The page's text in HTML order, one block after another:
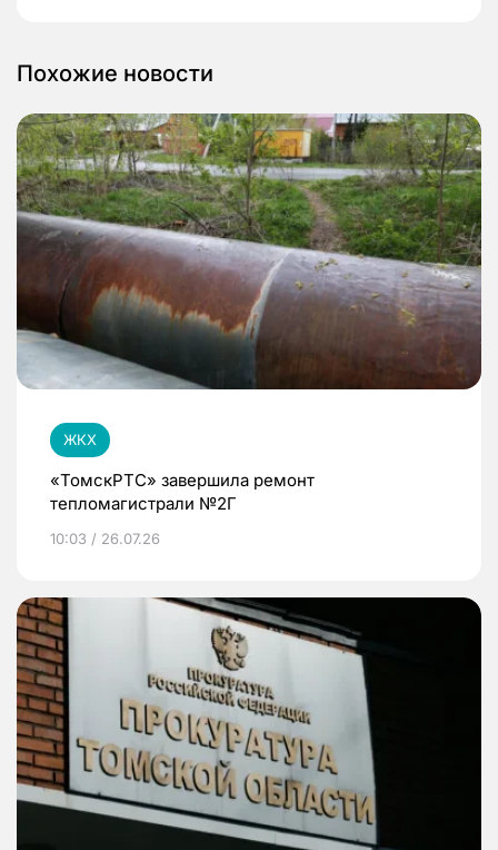
Похожие новости
ЖКХ
«ТомскРТС» завершила ремонт
тепломагистрали №2Г
10:03 / 26.07.26